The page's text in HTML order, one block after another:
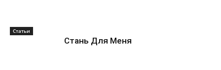
Статьи
Стань Для Меня